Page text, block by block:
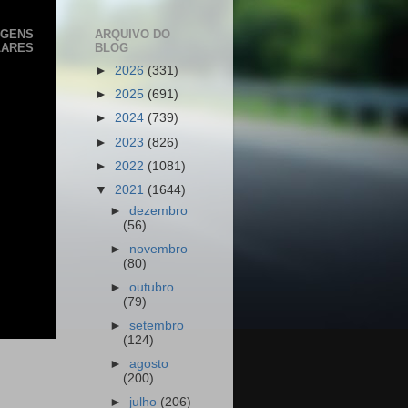
ARQUIVO DO
BLOG
► 2026 (331)
► 2025 (691)
► 2024 (739)
► 2023 (826)
► 2022 (1081)
▼ 2021 (1644)
►dezembro
(56)
► novembro
(80)
►outubro
(79)
►setembro
(124)
►agosto
(200)
► julho (206)